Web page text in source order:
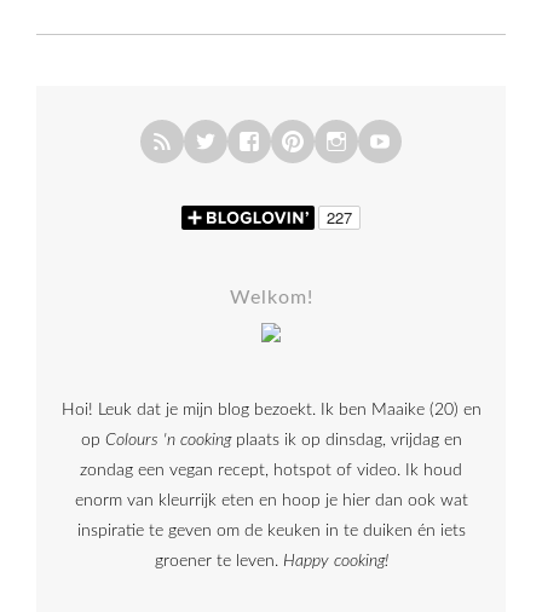
Welkom!
Hoi! Leuk dat je mijn blog bezoekt. Ik ben Maaike (20) en
op Colours 'n cookingplaats ik op dinsdag, vrijdag en
zondag een vegan recept, hotspot of video. Ik houd
enorm van kleurrijk eten en hoop je hier dan ook wat
inspiratie te geven om de keuken in te duiken én iets
groener te leven. Happy cooking!